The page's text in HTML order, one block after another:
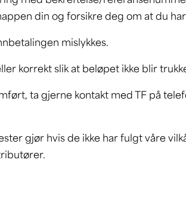
din og forsikre deg om at du
mislykkes.
korrekt slik at beløpet ikke blir
ta gjerne kontakt med TF på
gjør hvis de ikke har fulgt våre